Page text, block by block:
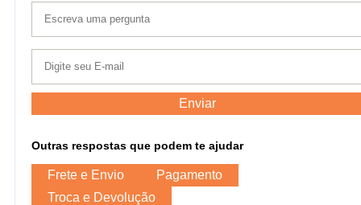
Enviar
Outras respostas que podem te ajudar
Frete e Envio
Pagamento
Troca e Devolução